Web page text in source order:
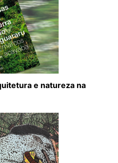
e natureza na